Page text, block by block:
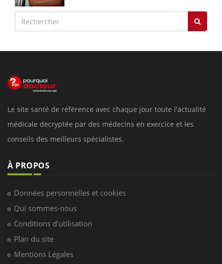
Le site santé de référence avec chaque jour toute l'actualité
médicale decryptée par des médecins en exercice et les
conseils des meilleurs spécialistes.
À PROPOS
Données personnelles et cookies
Qui sommes-nous
Conditions d'utilisation
Plan du site
Mentions Légales